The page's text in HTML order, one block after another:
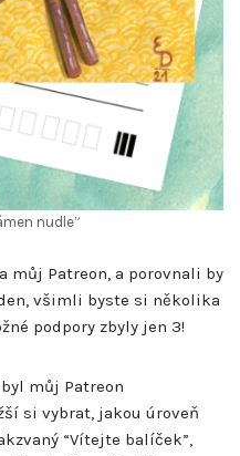
nudle”
můj Patreon, a porovnali by
všimli byste si několika
podpory zbyly jen 3!
můj Patreon
si vybrat, jakou úroveň
“Vítejte balíček”,